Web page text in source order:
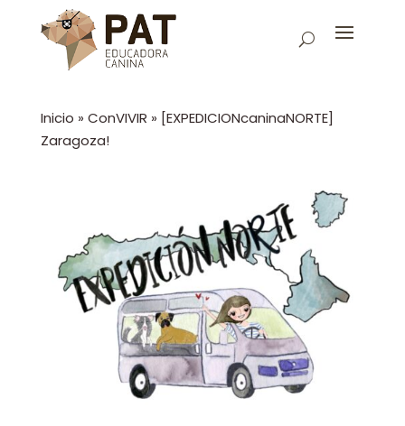
Inicio » ConVIVIR » [EXPEDICIONcaninaNORTE]
Zaragoza!